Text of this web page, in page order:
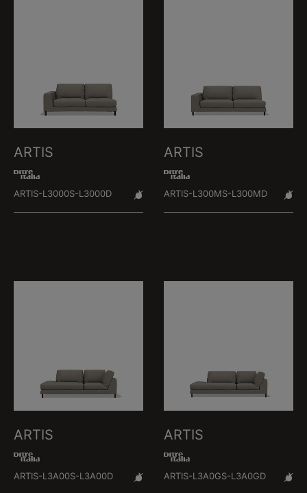
ARTIS
ARTIS-L3000S-L3000D
ARTIS
ARTIS-L300MS-L300MD
ARTIS
ARTIS-L3A00S-L3A00D
ARTIS
ARTIS-L3A0GS-L3A0GD